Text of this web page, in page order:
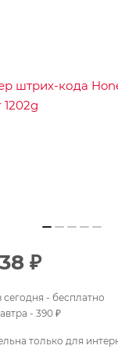
₽
- бесплатно
- 390 ₽
только для